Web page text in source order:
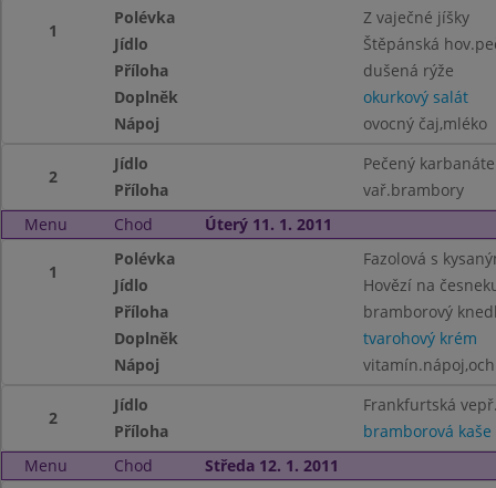
1
Polévka
Z vaječné jíšky
Jídlo
Štěpánská
Příloha
dušená rýže
Doplněk
okurkový salát
Nápoj
ovocný čaj,mléko
2
Jídlo
Pečený
Příloha
vař.brambory
Menu
Chod Úterý 11. 1. 2011
1
Polévka
Fazolová s
Jídlo
Hovězí na
Příloha
bramborový
Doplněk
tvarohový krém
Nápoj
2
Jídlo
Frankfurtská
Příloha
bramborová kaše
Menu
Chod Středa 12. 1. 2011